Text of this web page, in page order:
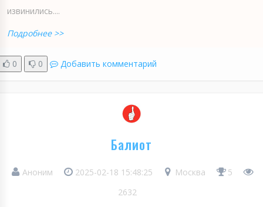
извинились....
Подробнее >>
0 0 Добавить комментарий
Балиот
Аноним 2025-02-18 15:48:25 Москва
5
2632